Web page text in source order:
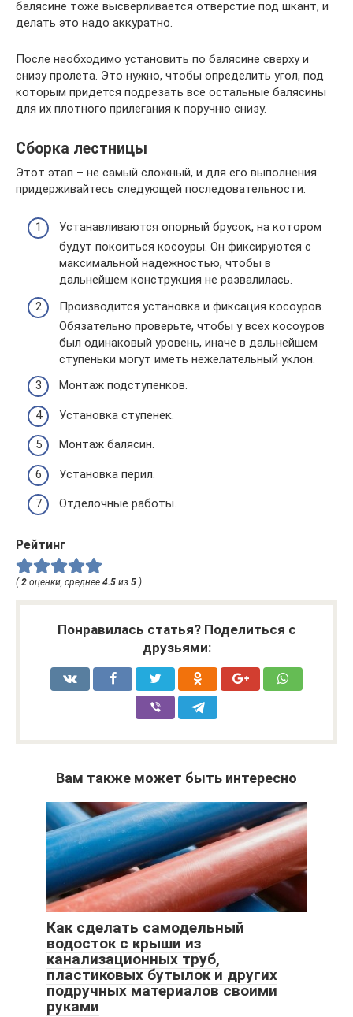
балясине тоже высверливается отверстие под шкант, и
делать это надо аккуратно.
После необходимо установить по балясине сверху и
снизу пролета. Это нужно, чтобы определить угол, под
которым придется подрезать все остальные балясины
для их плотного прилегания к поручню снизу.
Сборка лестницы
Этот этап – не самый сложный, и для его выполнения
придерживайтесь следующей последовательности:
Устанавливаются опорный брусок, на котором
будут покоиться косоуры. Он фиксируются с
максимальной надежностью, чтобы в
дальнейшем конструкция не развалилась.
Производится установка и фиксация косоуров.
Обязательно проверьте, чтобы у всех косоуров
был одинаковый уровень, иначе в дальнейшем
ступеньки могут иметь нежелательный уклон.
Монтаж подступенков.
Установка ступенек.
Монтаж балясин.
Установка перил.
Отделочные работы.
Рейтинг
( 2 оценки, среднее 4.5 из 5 )
Понравилась статья? Поделиться с
друзьями:
Вам также может быть интересно
Как сделать самодельный
водосток с крыши из
канализационных труб,
пластиковых бутылок и других
подручных материалов своими
руками